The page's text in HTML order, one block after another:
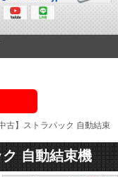
古】ストラパック 自動結束
自動結束機